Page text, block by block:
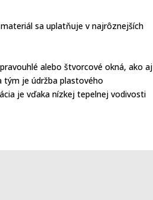
sa uplatňuje v najrôznejších
alebo štvorcové okná, ako aj
tým je údržba plastového
je vďaka nízkej tepelnej vodivosti